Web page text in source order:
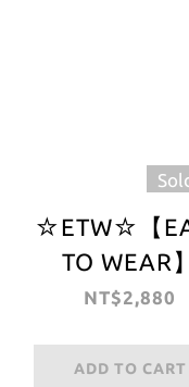
☆ETW☆【
TO WEAR】
CARHARTT
TRUNKS 海
NT$2,880
ADD TO CART